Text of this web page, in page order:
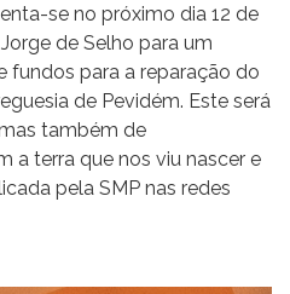
se no próximo dia 12 de
de Selho para um
fundos para a reparação do
de Pevidém. Este será
também de
a terra que nos viu nascer e
pela SMP nas redes